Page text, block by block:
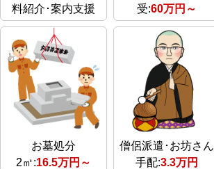
料紹介･案内支援
受:60万円～
お墓処分
2㎡:16.5万円～
僧侶派遣･お坊さん
手配:3.3万円